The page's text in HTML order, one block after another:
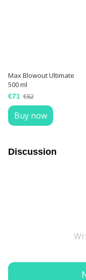
Max Blowout Ultimate
500 ml
€71 €82
Buy now
Discussion